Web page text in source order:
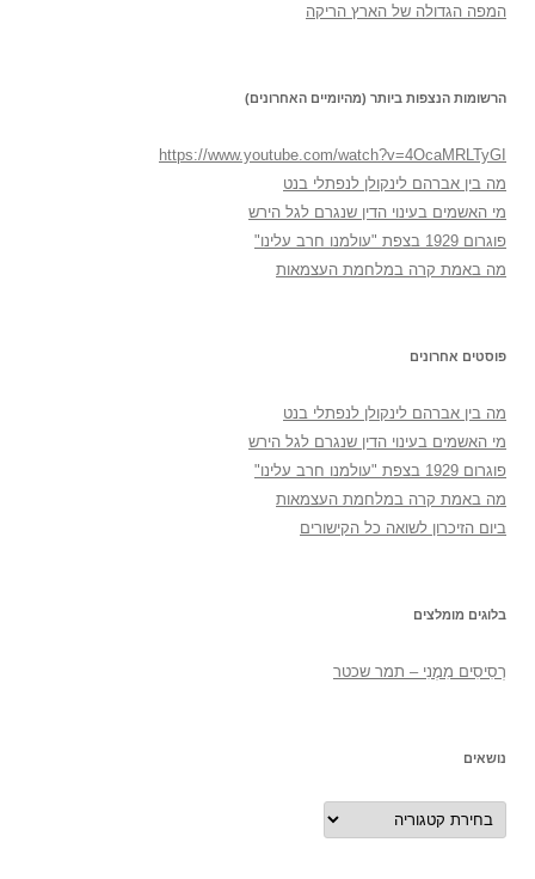
המפה הגדולה של הארץ הריקה
הרשומות הנצפות ביותר (מהיומיים האחרונים)
https://www.youtube.com/watch?v=4OcaMRLTyGI
מה בין אברהם לינקולן לנפתלי בנט
מי האשמים בעינוי הדין שנגרם לגל הירש
פוגרום 1929 בצפת "עולמנו חרב עלינו"
מה באמת קרה במלחמת העצמאות
פוסטים אחרונים
מה בין אברהם לינקולן לנפתלי בנט
מי האשמים בעינוי הדין שנגרם לגל הירש
פוגרום 1929 בצפת "עולמנו חרב עלינו"
מה באמת קרה במלחמת העצמאות
ביום הזיכרון לשואה כל הקישורים
בלוגים מומלצים
רְסִיסִים מִמֶנִי – תמר שכטר
נושאים
נושאים